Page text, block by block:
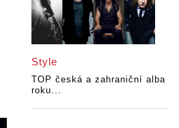
Style
TOP česká a zahraniční alba
roku...